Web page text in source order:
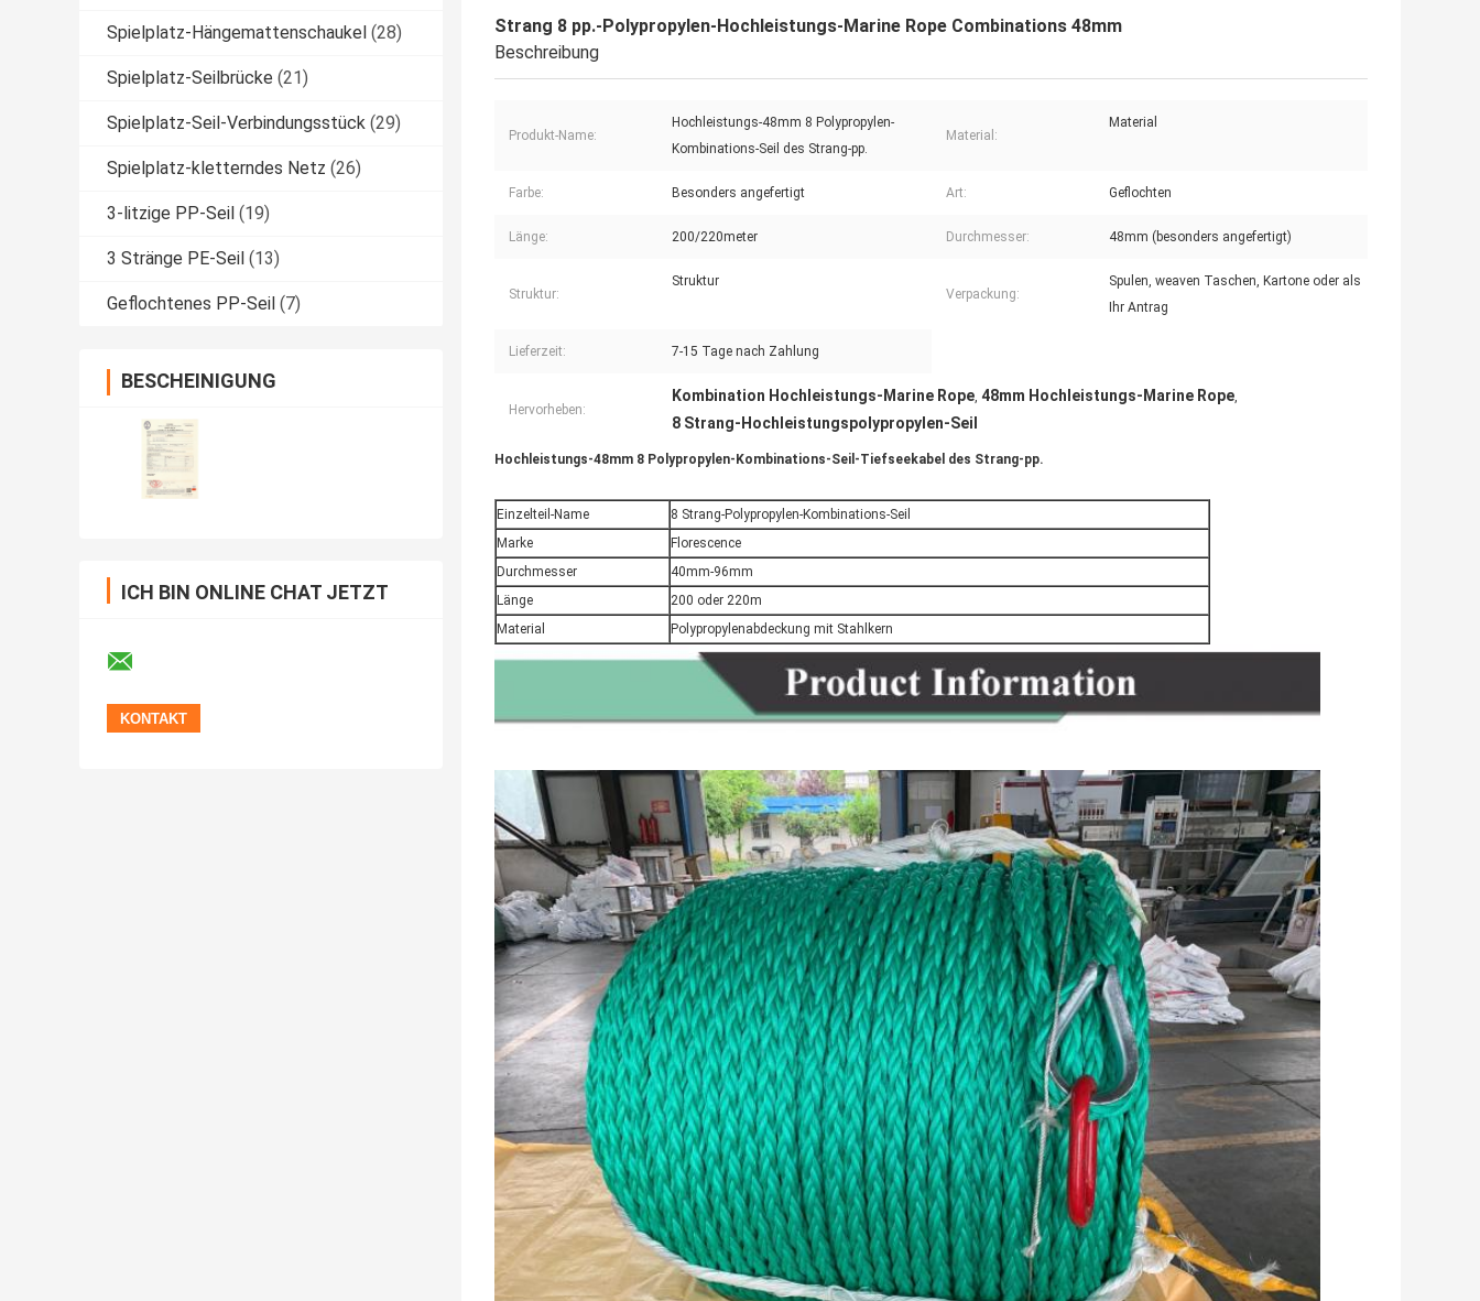
Spielplatz-Hängemattenschaukel (28)
Spielplatz-Seilbrücke (21)
Spielplatz-Seil-Verbindungsstück (29)
Spielplatz-kletterndes Netz (26)
3-litzige PP-Seil (19)
3 Stränge PE-Seil (13)
Geflochtenes PP-Seil (7)
BESCHEINIGUNG
ICH BIN ONLINE CHAT JETZT
Strang 8 pp.-Polypropylen-Hochleistungs-Marine Rope Combinations 48mm
Beschreibung
Produkt-Name:
Hochleistungs-48mm 8 Polypropylen-
Kombinations-Seil des Strang-pp.
Material:
Material
Farbe: Besonders angefertigt Art: Geflochten
Länge: 200/220meter Durchmesser: 48mm (besonders angefertigt)
Struktur:
Struktur
Verpackung:
Spulen, weaven Taschen, Kartone oder als
Ihr Antrag
Lieferzeit: 7-15 Tage nach Zahlung
Hervorheben:
Kombination Hochleistungs-Marine Rope, 48mm Hochleistungs-Marine Rope,
8 Strang-Hochleistungspolypropylen-Seil
Hochleistungs-48mm 8 Polypropylen-Kombinations-Seil-Tiefseekabel des Strang-pp.
Einzelteil-Name
8 Strang-Polypropylen-Kombinations-Seil
Marke
Florescence
Durchmesser
40mm-96mm
Länge
200 oder 220m
Material
Polypropylenabdeckung mit Stahlkern